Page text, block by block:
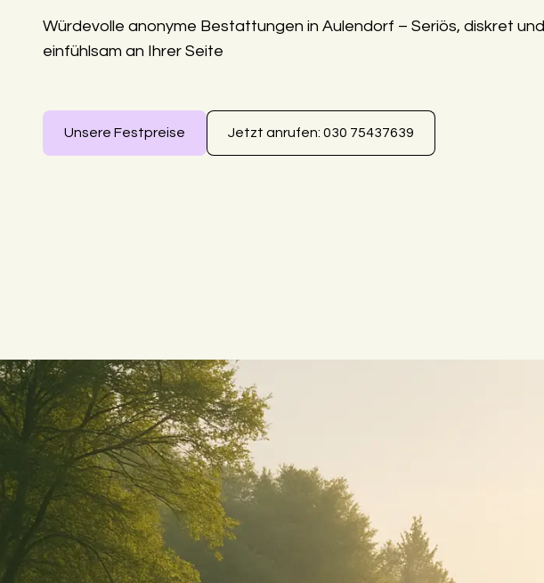
Würdevolle anonyme Bestattungen in Aulendorf – Seriös, diskret und
einfühlsam an Ihrer Seite
Unsere Festpreise Jetzt anrufen: 030 75437639